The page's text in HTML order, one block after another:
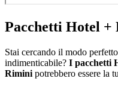
Pacchetti Hotel +
Stai cercando il modo
indimenticabile? I pacchetti
Rimini potrebbero essere la